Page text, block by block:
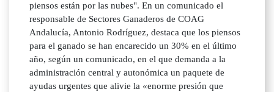
piensos están por las nubes". En un comunicado el
responsable de Sectores Ganaderos de COAG
Andalucía, Antonio Rodríguez, destaca que los piensos
para el ganado se han encarecido un 30% en el último
año, según un comunicado, en el que demanda a la
administración central y autonómica un paquete de
ayudas urgentes que alivie la «enorme presión que